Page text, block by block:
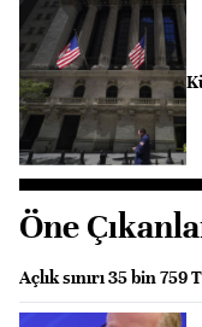
Öne
Açlık sınırı 35 bin 759